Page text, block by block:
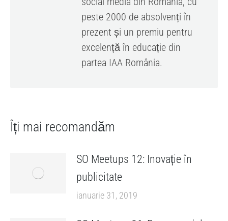
peste 2000 de absolvenți în
prezent și un premiu pentru
excelență în educație din
partea IAA România.
Îți mai recomandăm
SO Meetups 12: Inovație în
publicitate
ianuarie 31, 2019